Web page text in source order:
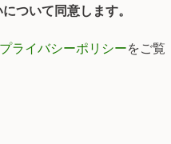
ついて同意します。
プライバシーポリシーをご覧